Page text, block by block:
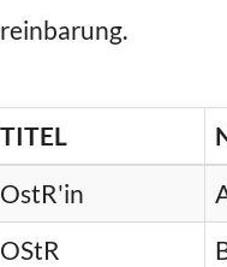
TITEL
OstR'in
OStR